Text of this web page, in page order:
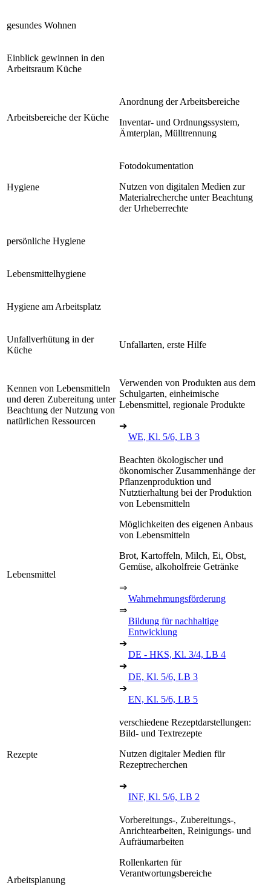
gesundes Wohnen
Einblick gewinnen in den
Arbeitsraum Küche
Arbeitsbereiche der Küche
Anordnung der Arbeitsbereiche
Inventar- und Ordnungssystem,
Ämterplan, Mülltrennung
Hygiene
Fotodokumentation
Nutzen von digitalen Medien zur
Materialrecherche unter Beachtung
der Urheberrechte
persönliche Hygiene
Lebensmittelhygiene
Hygiene am Arbeitsplatz
Unfallverhütung in der
Küche
Unfallarten, erste Hilfe
Kennen von Lebensmitteln
und deren Zubereitung unter
Beachtung der Nutzung von
natürlichen Ressourcen
Verwenden von Produkten aus dem
Schulgarten, einheimische
Lebensmittel, regionale Produkte
➔
WE, Kl. 5/6, LB 3
Lebensmittel
Beachten ökologischer und
ökonomischer Zusammenhänge der
Pflanzenproduktion und
Nutztierhaltung bei der Produktion
von Lebensmitteln
Möglichkeiten des eigenen Anbaus
von Lebensmitteln
Brot, Kartoffeln, Milch, Ei, Obst,
Gemüse, alkoholfreie Getränke
⇒
Wahrnehmungsförderung
⇒
Bildung für nachhaltige
Entwicklung
➔
DE - HKS, Kl. 3/4, LB 4
➔
DE, Kl. 5/6, LB 3
➔
EN, Kl. 5/6, LB 5
Rezepte
verschiedene Rezeptdarstellungen:
Bild- und Textrezepte
Nutzen digitaler Medien für
Rezeptrecherchen
➔
INF, Kl. 5/6, LB 2
Arbeitsplanung
Vorbereitungs-, Zubereitungs-,
Anrichtearbeiten, Reinigungs- und
Aufräumarbeiten
Rollenkarten für
Verantwortungsbereiche